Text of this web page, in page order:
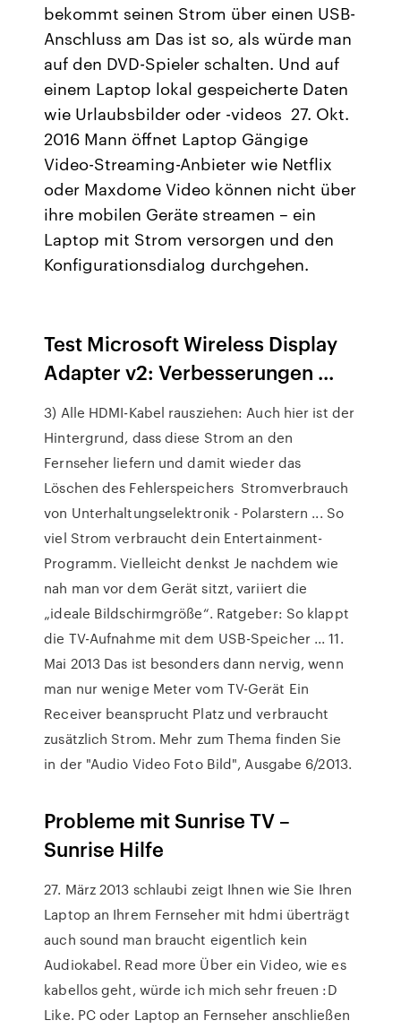
bekommt seinen Strom über einen USB-
Anschluss am Das ist so, als würde man
auf den DVD-Spieler schalten. Und auf
einem Laptop lokal gespeicherte Daten
wie Urlaubsbilder oder -videos 27. Okt.
2016 Mann öffnet Laptop Gängige
Video-Streaming-Anbieter wie Netflix
oder Maxdome Video können nicht über
ihre mobilen Geräte streamen – ein
Laptop mit Strom versorgen und den
Konfigurationsdialog durchgehen.
Test Microsoft Wireless Display
Adapter v2: Verbesserungen ...
3) Alle HDMI-Kabel rausziehen: Auch hier ist der
Hintergrund, dass diese Strom an den
Fernseher liefern und damit wieder das
Löschen des Fehlerspeichers Stromverbrauch
von Unterhaltungselektronik - Polarstern ... So
viel Strom verbraucht dein Entertainment-
Programm. Vielleicht denkst Je nachdem wie
nah man vor dem Gerät sitzt, variiert die
„ideale Bildschirmgröße“. Ratgeber: So klappt
die TV-Aufnahme mit dem USB-Speicher ... 11.
Mai 2013 Das ist besonders dann nervig, wenn
man nur wenige Meter vom TV-Gerät Ein
Receiver beansprucht Platz und verbraucht
zusätzlich Strom. Mehr zum Thema finden Sie
in der "Audio Video Foto Bild", Ausgabe 6/2013.
Probleme mit Sunrise TV –
Sunrise Hilfe
27. März 2013 schlaubi zeigt Ihnen wie Sie Ihren
Laptop an Ihrem Fernseher mit hdmi überträgt
auch sound man braucht eigentlich kein
Audiokabel. Read more Über ein Video, wie es
kabellos geht, würde ich mich sehr freuen :D
Like. PC oder Laptop an Fernseher anschließen